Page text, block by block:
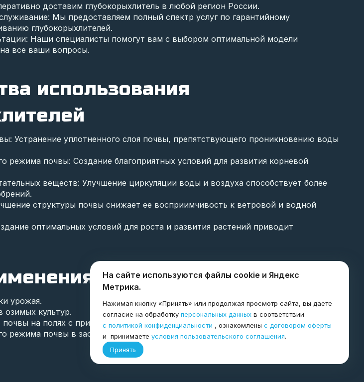
доставим глубокорыхлитель в любой регион России.
Мы предоставляем полный спектр услуг по гарантийному
глубокорыхлителей.
Наши специалисты помогут вам с выбором оптимальной модели
все ваши вопросы.
использования
Устранение уплотненного слоя почвы, препятствующего проникновению воды
режима почвы: Создание благоприятных условий для развития корневой
веществ: Улучшение циркуляции воды и воздуха способствует более
структуры почвы снижает ее восприимчивость к ветровой и водной
оптимальных условий для роста и развития растений приводит
глубокорыхлителей
урожая.
озимых культур.
на полях с признаками уплотнения.
режима почвы в засушливых регионах.
На сайте используются файлы cookie и Яндекс
Метрика.
Нажимая кнопку «Принять» или продолжая просмотр сайта, вы даете
согласие на обработку персональных данных в соответствии
с политикой конфиденциальности , ознакомлены с договором оферты
и принимаете условия пользовательского соглашения.
Принять